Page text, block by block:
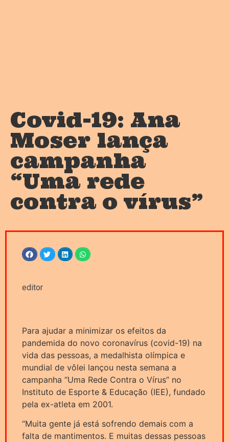
Covid-19: Ana
Moser lança
campanha
“Uma rede
contra o vírus”
editor
Para ajudar a minimizar os efeitos da
pandemida do novo coronavírus (covid-19) na
vida das pessoas, a medalhista olímpica e
mundial de vôlei lançou nesta semana a
campanha “Uma Rede Contra o Vírus” no
Instituto de Esporte & Educação (IEE), fundado
pela ex-atleta em 2001.
“Muita gente já está sofrendo demais com a
falta de mantimentos. E muitas dessas pessoas